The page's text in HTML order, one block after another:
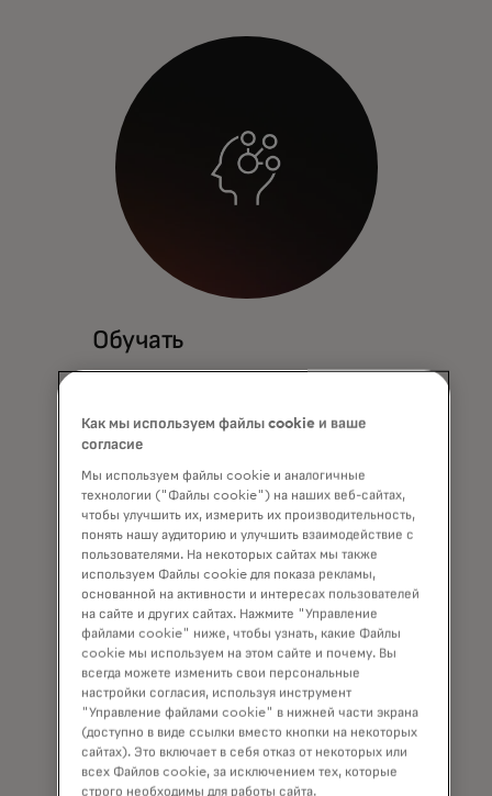
Обучать
Позволяет держателям карт
основе анализа покупок в разных
категориях МСС.
Как мы используем файлы cookie и ваше
согласие
Мы используем файлы cookie и аналогичные
технологии ("Файлы cookie") на наших веб-сайтах,
чтобы улучшить их, измерить их производительность,
понять нашу аудиторию и улучшить взаимодействие с
пользователями. На некоторых сайтах мы также
используем Файлы cookie для показа рекламы,
основанной на активности и интересах пользователей
на сайте и других сайтах. Нажмите "Управление
файлами cookie" ниже, чтобы узнать, какие Файлы
cookie мы используем на этом сайте и почему. Вы
всегда можете изменить свои персональные
настройки согласия, используя инструмент
"Управление файлами cookie" в нижней части экрана
(доступно в виде ссылки вместо кнопки на некоторых
сайтах). Это включает в себя отказ от некоторых или
всех Файлов cookie, за исключением тех, которые
строго необходимы для работы сайта.